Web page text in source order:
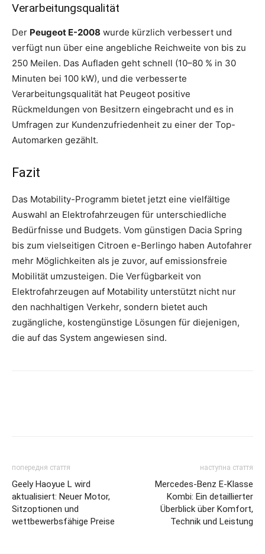
Verarbeitungsqualität
Der Peugeot E-2008 wurde kürzlich verbessert und
verfügt nun über eine angebliche Reichweite von bis zu
250 Meilen. Das Aufladen geht schnell (10–80 % in 30
Minuten bei 100 kW), und die verbesserte
Verarbeitungsqualität hat Peugeot positive
Rückmeldungen von Besitzern eingebracht und es in
Umfragen zur Kundenzufriedenheit zu einer der Top-
Automarken gezählt.
Fazit
Das Motability-Programm bietet jetzt eine vielfältige
Auswahl an Elektrofahrzeugen für unterschiedliche
Bedürfnisse und Budgets. Vom günstigen Dacia Spring
bis zum vielseitigen Citroen e-Berlingo haben Autofahrer
mehr Möglichkeiten als je zuvor, auf emissionsfreie
Mobilität umzusteigen. Die Verfügbarkeit von
Elektrofahrzeugen auf Motability unterstützt nicht nur
den nachhaltigen Verkehr, sondern bietet auch
zugängliche, kostengünstige Lösungen für diejenigen,
die auf das System angewiesen sind.
попередня стаття
Geely Haoyue L wird
aktualisiert: Neuer Motor,
Sitzoptionen und
wettbewerbsfähige Preise
наступна стаття
Mercedes-Benz E-Klasse
Kombi: Ein detaillierter
Überblick über Komfort,
Technik und Leistung